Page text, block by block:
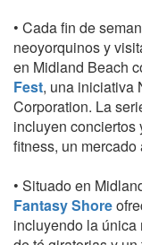
• Cada fin de
neoyorquinos y
en Midland Beach
Fest, una iniciativa
Corporation. La
incluyen conciertos
fitness, un mercado
• Situado en
Fantasy Shore
incluyendo la única